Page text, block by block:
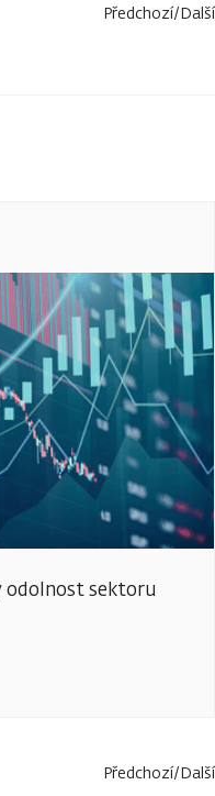
Předchozí/Další
odolnost sektoru
Předchozí/Další